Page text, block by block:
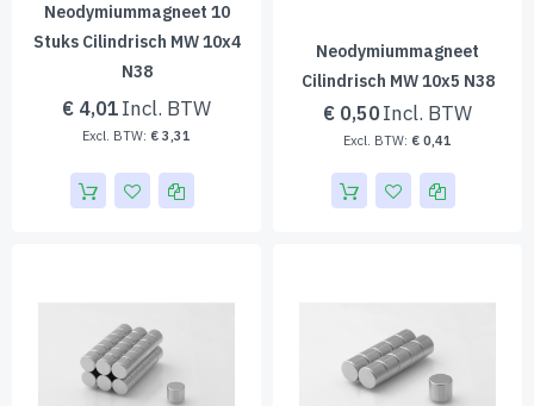
Neodymiummagneet 10
Stuks Cilindrisch MW 10x4
N38
€ 4,01
€ 3,31
Neodymiummagneet
Cilindrisch MW 10x5 N38
€ 0,50
€ 0,41